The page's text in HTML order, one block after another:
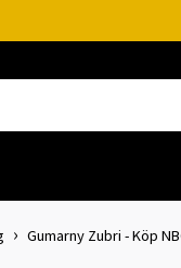
Gumarny Zubri - Köp